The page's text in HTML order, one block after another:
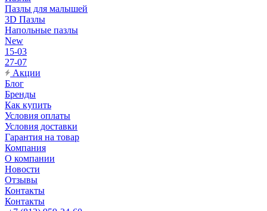
Пазлы для малышей
3D Пазлы
Напольные пазлы
New
15-03
27-07
Акции
Блог
Бренды
Как купить
Условия оплаты
Условия доставки
Гарантия на товар
Компания
О компании
Новости
Отзывы
Контакты
Контакты